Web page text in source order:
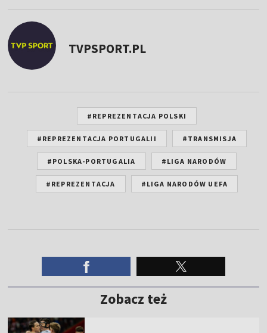
TVPSPORT.PL
#REPREZENTACJA POLSKI
#REPREZENTACJA PORTUGALII #TRANSMISJA
#POLSKA-PORTUGALIA #LIGA NARODÓW
#REPREZENTACJA #LIGA NARODÓW UEFA
Zobacz też